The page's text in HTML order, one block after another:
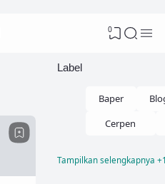
0
Label
Baper
Cerpen
Fikih Nikah
Tampilkan selengkapnya